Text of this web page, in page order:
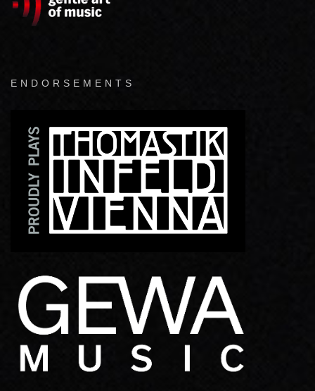
ENDORSEMENTS